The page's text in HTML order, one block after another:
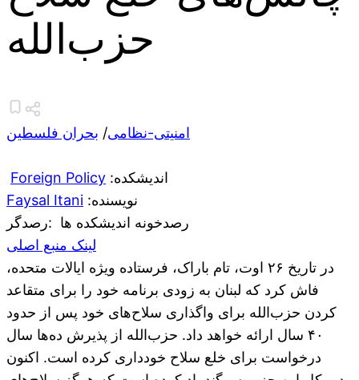
حزب‌الله
امنیتی-نظامی/ بحران فلسطین
Foreign Policy :اندیشکده
Faysal Itani :نویسنده
رصدخونه اندیشکده ها :رصدگر
لینک منبع اصلی
در تاریخ ۲۶ اوت، تام باراک، فرستاده ویژه ایالات متحده،
فاش کرد که لبنان به زودی برنامه خود را برای متقاعد
کردن حزب‌الله برای واگذاری سلاح‌های خود پس از حدود
۴۰ سال ارائه خواهد داد. حزب‌الله از پذیرش ده‌ها سال
درخواست برای خلع سلاح خودداری کرده است. اکنون